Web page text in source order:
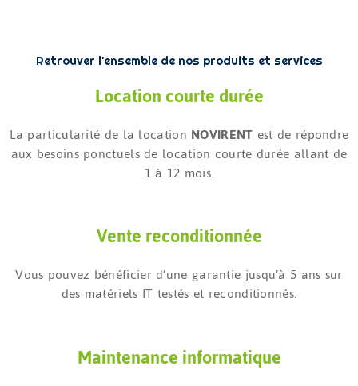
Retrouver l'ensemble de nos produits et services
Location courte durée
La particularité de la location NOVIRENT est de répondre
aux besoins ponctuels de location courte durée allant de
1 à 12 mois.
Vente reconditionnée
Vous pouvez bénéficier d’une garantie jusqu’à 5 ans sur
des matériels IT testés et reconditionnés.
Maintenance informatique